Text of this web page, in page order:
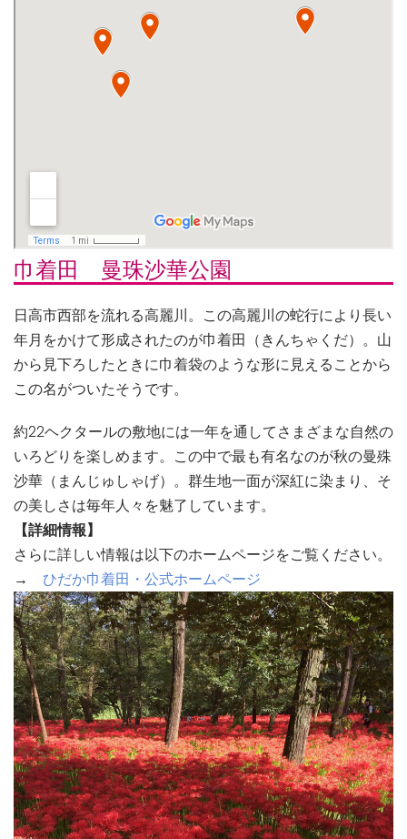
巾着田 曼珠沙華公園
日高市西部を流れる高麗川。この高麗川の蛇行により長い
年月をかけて形成されたのが巾着田（きんちゃくだ）。山
から見下ろしたときに巾着袋のような形に見えることから
この名がついたそうです。
約22ヘクタールの敷地には一年を通してさまざまな自然の
いろどりを楽しめます。この中で最も有名なのが秋の曼殊
沙華（まんじゅしゃげ）。群生地一面が深紅に染まり、そ
の美しさは毎年人々を魅了しています。
【詳細情報】
さらに詳しい情報は以下のホームページをご覧ください。
→ ひだか巾着田・公式ホームページ